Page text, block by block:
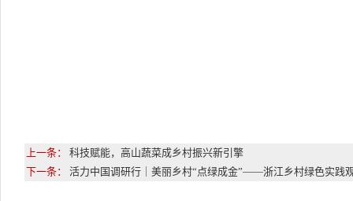
上一条： 科技赋能，高山蔬菜成乡村振兴新引擎
下一条： 活力中国调研行｜美丽乡村“点绿成金”——浙江乡村绿色实践